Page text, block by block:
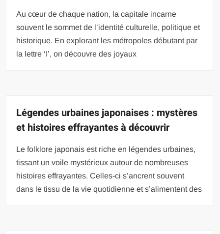
Au cœur de chaque nation, la capitale incarne
souvent le sommet de l’identité culturelle, politique et
historique. En explorant les métropoles débutant par
la lettre ‘I’, on découvre des joyaux
Légendes urbaines japonaises : mystères
et histoires effrayantes à découvrir
Le folklore japonais est riche en légendes urbaines,
tissant un voile mystérieux autour de nombreuses
histoires effrayantes. Celles-ci s’ancrent souvent
dans le tissu de la vie quotidienne et s’alimentent des